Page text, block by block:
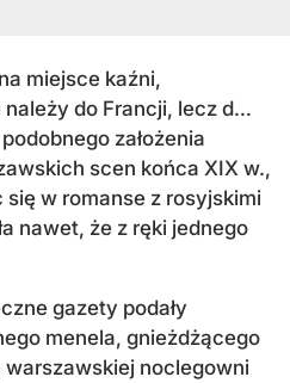
miejsce kaźni,
do Francji, lecz d…
założenia
scen końca XIX w.,
w romanse z rosyjskimi
nawet, że z ręki jednego
gazety podały
menela, gnieżdżącego
warszawskiej noclegowni